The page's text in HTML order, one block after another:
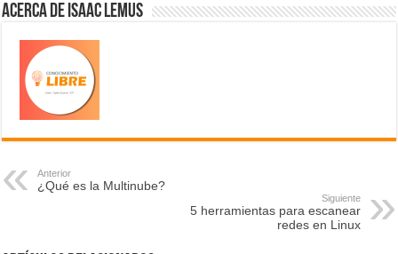
Acerca de Isaac Lemus
Anterior
¿Qué es la Multinube?
Siguiente
5 herramientas para escanear
redes en Linux